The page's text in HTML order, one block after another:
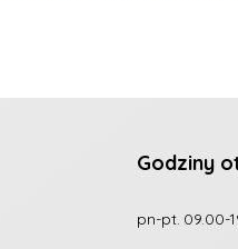
Godziny
pn-pt. 09.00-